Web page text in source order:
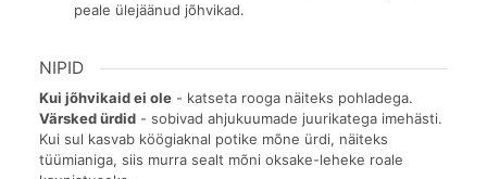
peale ülejäänud jõhvikad.
NIPID
Kui jõhvikaid ei ole - katseta rooga näiteks pohladega.
Värsked ürdid - sobivad ahjukuumade juurikatega imehästi.
Kui sul kasvab köögiaknal potike mõne ürdi, näiteks
tüümianiga, siis murra sealt mõni oksake-leheke roale